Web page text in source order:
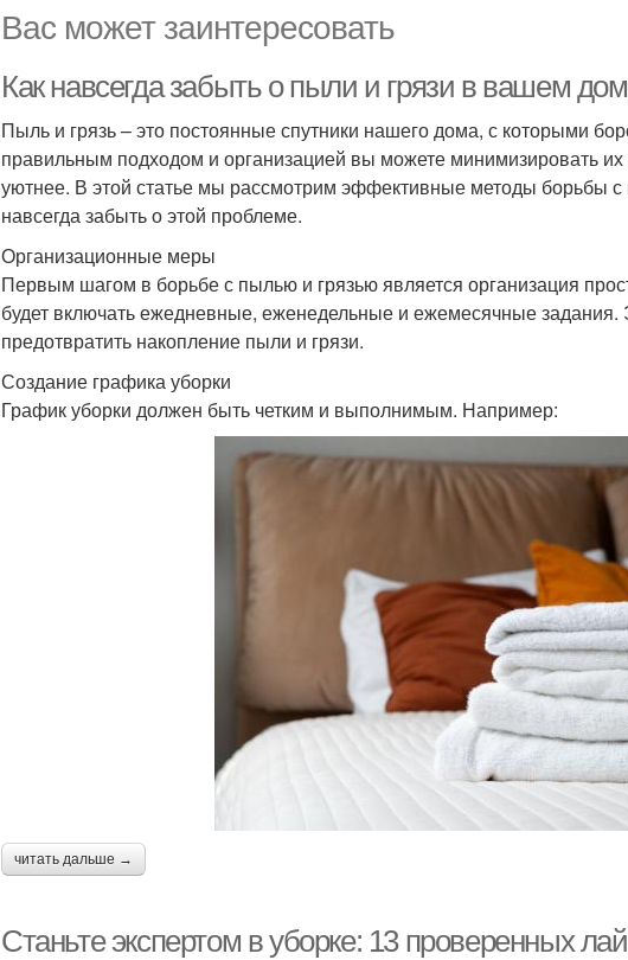
Вас может заинтересовать
Как навсегда забыть о пыли и грязи в вашем
Пыль и грязь – это постоянные спутники нашего дома, с которыми
правильным подходом и организацией вы можете минимизировать
уютнее. В этой статье мы рассмотрим эффективные методы борьбы
навсегда забыть о этой проблеме.
Организационные меры
Первым шагом в борьбе с пылью и грязью является организация
будет включать ежедневные, еженедельные и ежемесячные
предотвратить накопление пыли и грязи.
Создание графика уборки
График уборки должен быть четким и выполнимым. Например:
читать дальше →
Станьте экспертом в уборке: 13 проверенных